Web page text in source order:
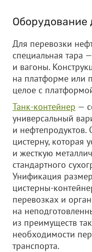
Оборудование
Для перевозки
специальная тара
и вагоны.
на платформе или
целое с
Танк-контейнер —
универсальный
и нефтепродуктов.
цистерну, которая
и жесткую
стандартного
Унификация
цистерны-
перевозках и
на
из преимуществ
необходимости
транспорта.